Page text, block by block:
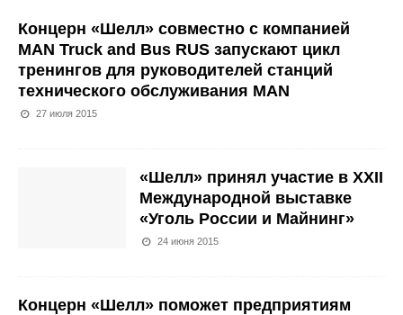
Концерн «Шелл» совместно с компанией
MAN Truck and Bus RUS запускают цикл
тренингов для руководителей станций
технического обслуживания MAN
27 июля 2015
«Шелл» принял участие в ХХII
Международной выставке
«Уголь России и Майнинг»
24 июня 2015
Концерн «Шелл» поможет предприятиям